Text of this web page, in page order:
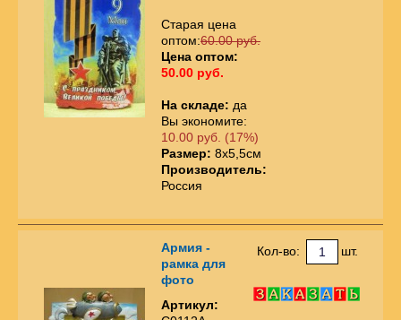
Старая цена
оптом:60.00 руб.
Цена оптом:
50.00 руб.
На складе: да
Вы экономите:
10.00 руб. (17%)
Размер: 8х5,5см
Производитель:
Россия
Армия -
рамка для
фото
Артикул:
Кол-во: шт.